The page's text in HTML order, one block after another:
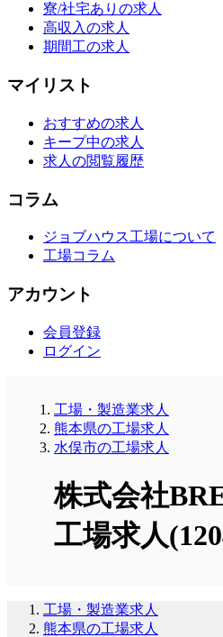
寮/社宅ありの求人
高収入の求人
期間工の求人
マイリスト
おすすめの求人
キープ中の求人
求人の閲覧履歴
コラム
ジョブハウス工場について
工場コラム
アカウント
会員登録
ログイン
工場・製造業求人
熊本県の工場求人
水俣市の工場求人
株式会社
工場求人
工場・製造業求人
熊本県の工場求人